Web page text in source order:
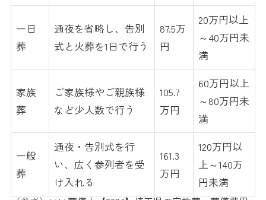
一日
葬
通夜を省略し、告別
式と火葬を1日で行う
87.5万
円
20万円以上
～40万円未
満
家族
葬
ご家族様やご親族様
など少人数で行う
105.7
万円
60万円以上
～80万円未
満
一般
葬
通夜・告別式を行
い、広く参列者を受
け入れる
161.3
万円
120万円以
上～140万
円未満